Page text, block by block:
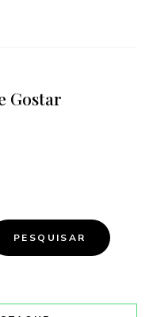
Gostar
PESQUISAR